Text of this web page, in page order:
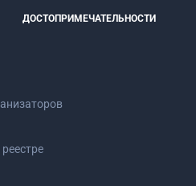
ДОСТОПРИМЕЧАТЕЛЬНОСТИ